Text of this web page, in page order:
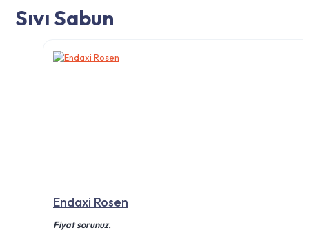
Sıvı Sabun
Endaxi Rosen
Fiyat sorunuz.